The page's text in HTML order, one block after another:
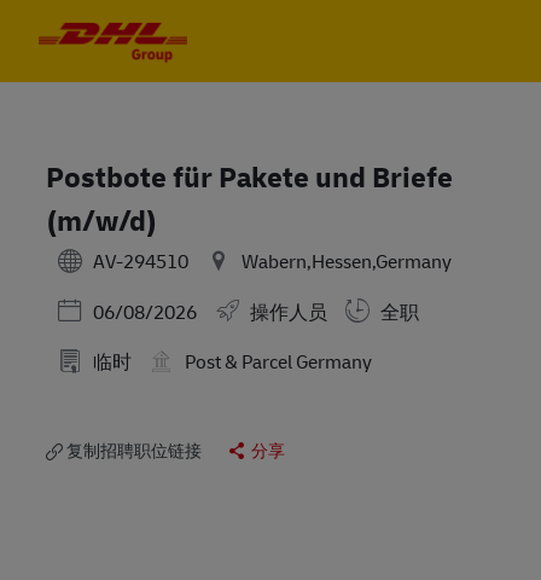
Postbote für Pakete und Briefe
(m/w/d)
AV-294510
Wabern,Hessen,Germany
Posted Date
06/08/2026 操作人员
全职
临时
Post & Parcel Germany
复制招聘职位链接 分享